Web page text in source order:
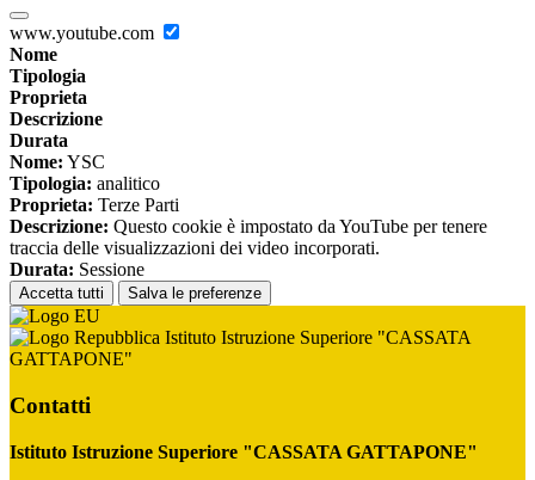
www.youtube.com
Nome
Tipologia
Proprieta
Descrizione
Durata
Nome: YSC
Tipologia: analitico
Proprieta: Terze Parti
Descrizione: Questo cookie è impostato da YouTube per tenere
traccia delle visualizzazioni dei video incorporati.
Durata: Sessione
Accetta tutti Salva le preferenze
Istituto Istruzione Superiore "CASSATA
GATTAPONE"
Contatti
Istituto Istruzione Superiore "CASSATA GATTAPONE"